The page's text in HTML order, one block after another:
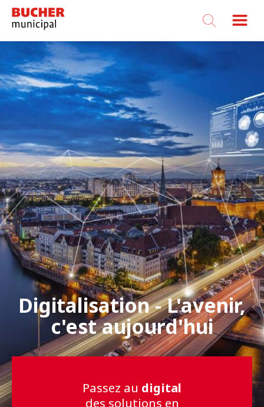
Bucher
Municipal
Digitalisation - L'avenir,
c'est aujourd'hui
Passez au digital
des solutions en